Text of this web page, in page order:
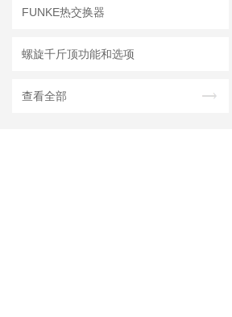
FUNKE热交换器
螺旋千斤顶功能和选项
查看全部